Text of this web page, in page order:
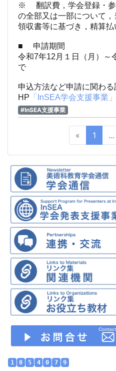
1 0 5 4 0 7 9
※ 翻訳費，学会登録・参
の全部又は一部について，
領収書等に基づき，精算払
■ 申請期間
令和7年12月１日（月）～
で
申込方法など申請に関わ
HP 「InSEA学会支援事業」
#InSEA支援事業
« 1 ...